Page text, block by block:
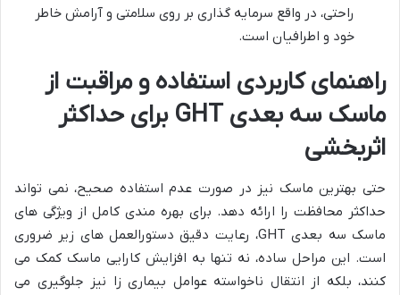
راحتی، در واقع سرمایه گذاری بر روی سلامتی و آرامش خاطر
خود و اطرافیان است.
راهنمای کاربردی استفاده و مراقبت از
ماسک سه بعدی GHT برای حداکثر
اثربخشی
حتی بهترین ماسک نیز در صورت عدم استفاده صحیح، نمی تواند
حداکثر محافظت را ارائه دهد. برای بهره مندی کامل از ویژگی های
ماسک سه بعدی GHT، رعایت دقیق دستورالعمل های زیر ضروری
است. این مراحل ساده، نه تنها به افزایش کارایی ماسک کمک می
کنند، بلکه از انتقال ناخواسته عوامل بیماری زا نیز جلوگیری می